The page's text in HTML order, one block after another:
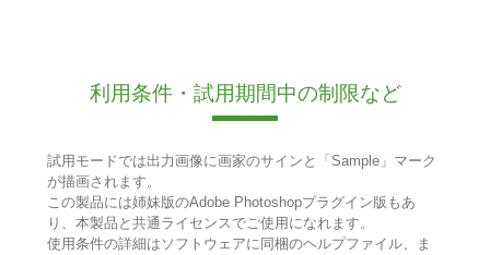
利用条件・試用期間中の制限など
試用モードでは出力画像に画家のサインと「Sample」マーク
が描画されます。
この製品には姉妹版のAdobe Photoshopプラグイン版もあ
り、本製品と共通ライセンスでご使用になれます。
使用条件の詳細はソフトウェアに同梱のヘルプファイル、ま